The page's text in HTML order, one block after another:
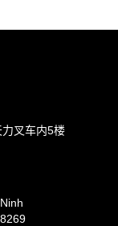
叉车内5楼